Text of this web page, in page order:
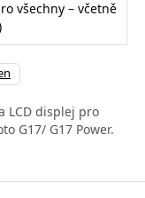
všechny – včetně
LCD displej pro
G17/ G17 Power.